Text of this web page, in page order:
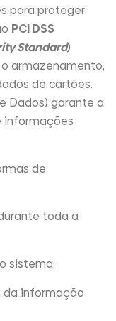
para proteger
PCI DSS
Standard)
armazenamento,
de cartões.
Dados) garante a
informações
de
toda a
sistema;
da informação